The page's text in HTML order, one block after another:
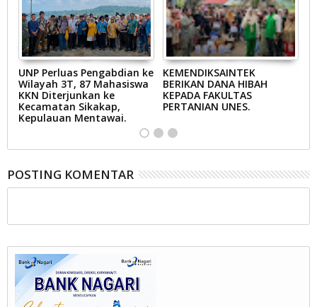
UNP Perluas Pengabdian ke
Wilayah 3T, 87 Mahasiswa
KKN Diterjunkan ke
Kecamatan Sikakap,
Kepulauan Mentawai.
KEMENDIKSAINTEK
BERIKAN DANA HIBAH
KEPADA FAKULTAS
PERTANIAN UNES.
POSTING KOMENTAR